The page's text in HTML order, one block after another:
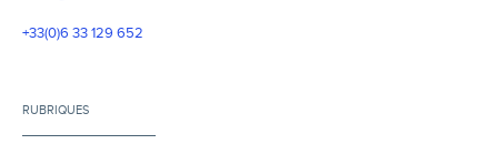
+33(0)6 33 129 652
RUBRIQUES